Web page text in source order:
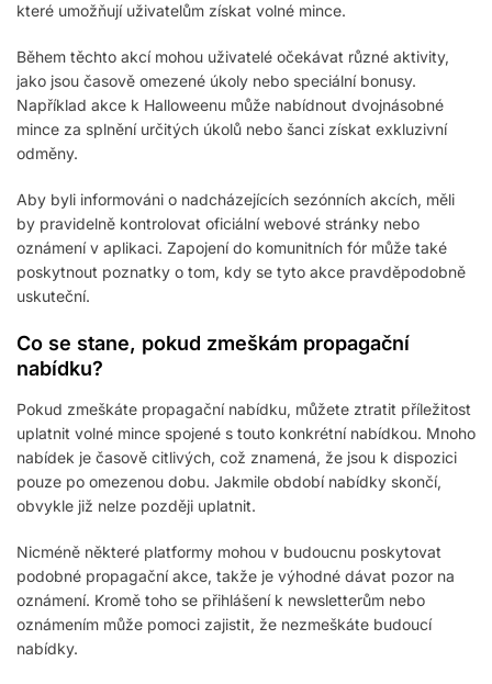
které umožňují uživatelům získat volné mince.
Během těchto akcí mohou uživatelé očekávat různé aktivity,
jako jsou časově omezené úkoly nebo speciální bonusy.
Například akce k Halloweenu může nabídnout dvojnásobné
mince za splnění určitých úkolů nebo šanci získat exkluzivní
odměny.
Aby byli informováni o nadcházejících sezónních akcích, měli
by pravidelně kontrolovat oficiální webové stránky nebo
oznámení v aplikaci. Zapojení do komunitních fór může také
poskytnout poznatky o tom, kdy se tyto akce pravděpodobně
uskuteční.
Co se stane, pokud zmeškám propagační
nabídku?
Pokud zmeškáte propagační nabídku, můžete ztratit příležitost
uplatnit volné mince spojené s touto konkrétní nabídkou. Mnoho
nabídek je časově citlivých, což znamená, že jsou k dispozici
pouze po omezenou dobu. Jakmile období nabídky skončí,
obvykle již nelze později uplatnit.
Nicméně některé platformy mohou v budoucnu poskytovat
podobné propagační akce, takže je výhodné dávat pozor na
oznámení. Kromě toho se přihlášení k newsletterům nebo
oznámením může pomoci zajistit, že nezmeškáte budoucí
nabídky.